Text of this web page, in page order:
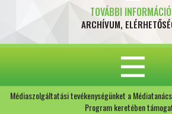
TOVÁBBI
ARCHÍVUM,
Médiaszolgáltatási tevékenységünket a
Program keretében